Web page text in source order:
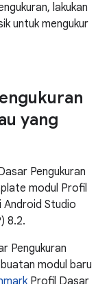
lakukan
untuk mengukur
yang
Pengukuran
modul Profil
Android Studio
8.2.
Pengukuran
modul baru
Profil Dasar